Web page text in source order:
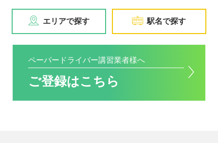
エリアで探す 駅名で探す
ペーパードライバー講習業者様へ
ご登録はこちら